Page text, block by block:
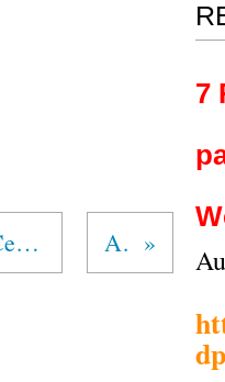
MEXIQUE : Esto es Alcohólicos Anónimos ! Ceci est AA ! AA
7